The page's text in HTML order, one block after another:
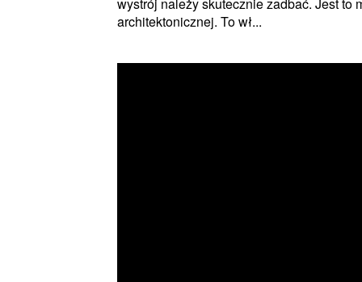
wystrój należy skutecznie zadbać. Jest to
architektonicznej. To wł...